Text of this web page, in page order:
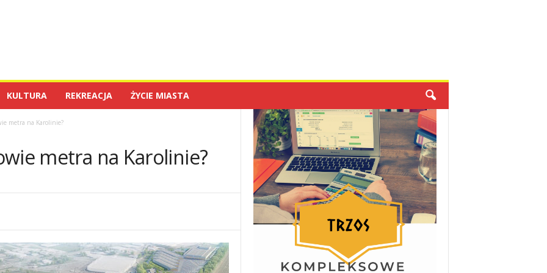
KULTURA REKREACJA ŻYCIE MIASTA
metra na Karolinie?
metra na Karolinie?